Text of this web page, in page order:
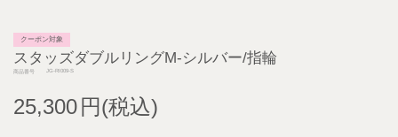
クーポン対象
スタッズダブルリングM-シルバー/指輪
商品番号 JG-RI009-S
25,300